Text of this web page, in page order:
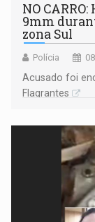
NO
9mm
zona Sul
Polícia
Acusado foi
Flagrantes